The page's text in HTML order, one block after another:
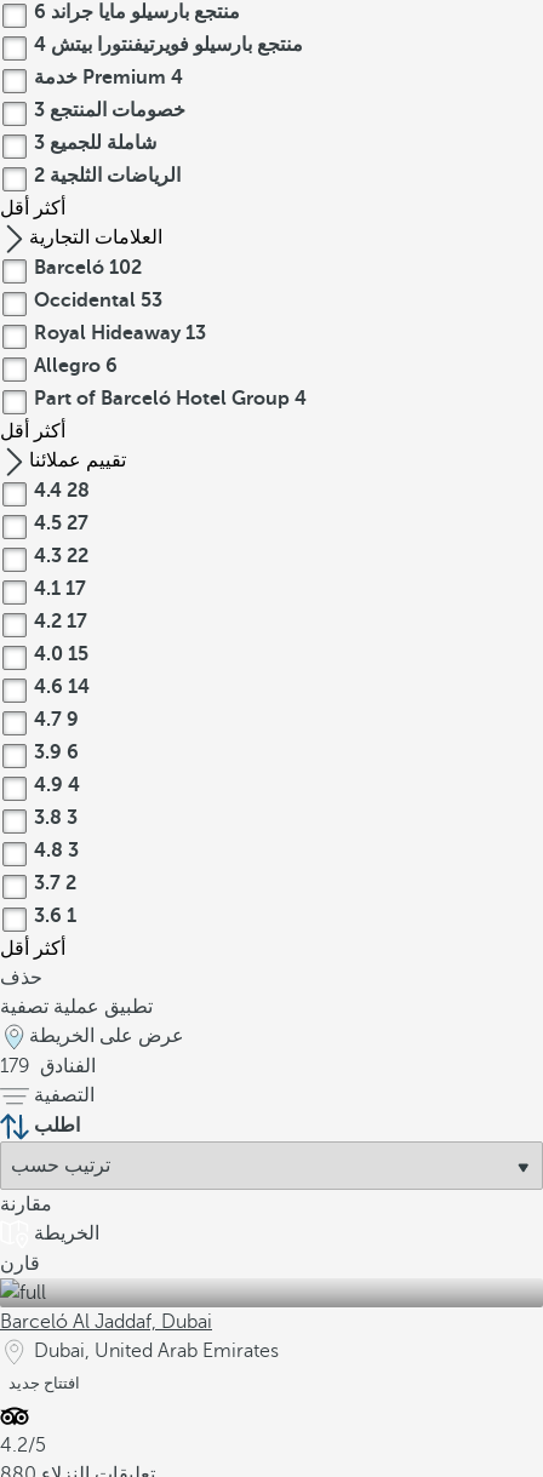
منتجع بارسيلو مايا جراند 6
منتجع بارسيلو فويرتيفنتورا بيتش 4
خدمة Premium 4
خصومات المنتجع 3
شاملة للجميع 3
الرياضات الثلجية 2
أكثر
أقل
العلامات التجارية
Barceló 102
Occidental 53
Royal Hideaway 13
Allegro 6
Part of Barceló Hotel Group 4
أكثر
أقل
تقييم عملائنا
4.4 28
4.5 27
4.3 22
4.1 17
4.2 17
4.0 15
4.6 14
4.7 9
3.9 6
4.9 4
3.8 3
4.8 3
3.7 2
3.6 1
أكثر
أقل
حذف
تطبيق عملية تصفية
عرض على الخريطة
179 الفنادق
التصفية
اطلب
مقارنة
الخريطة
قارن
Barceló Al Jaddaf, Dubai
Dubai, United Arab Emirates
افتتاح جديد
4.2/5